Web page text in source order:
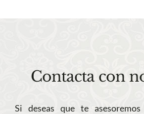
Contacta con
Si deseas que te asesoremos